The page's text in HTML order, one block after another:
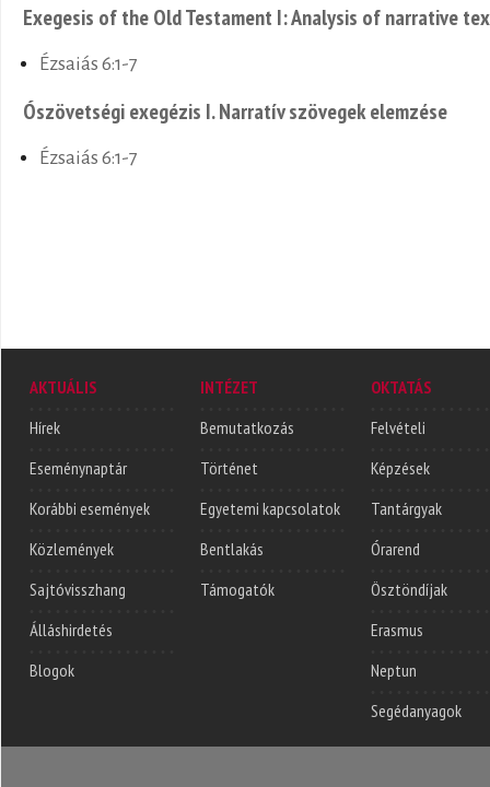
Exegesis of the Old Testament I: Analysis of narrative
Ézsaiás 6:1-7
Ószövetségi exegézis I. Narratív szövegek elemzése
Ézsaiás 6:1-7
AKTUÁLIS
Hírek
Eseménynaptár
Korábbi események
Közlemények
Sajtóvisszhang
Álláshirdetés
Blogok
INTÉZET
Bemutatkozás
Történet
Egyetemi kapcsolatok
Bentlakás
Támogatók
OKTATÁS
Felvételi
Képzések
Tantárgyak
Órarend
Ösztöndíjak
Erasmus
Neptun
Segédanyagok